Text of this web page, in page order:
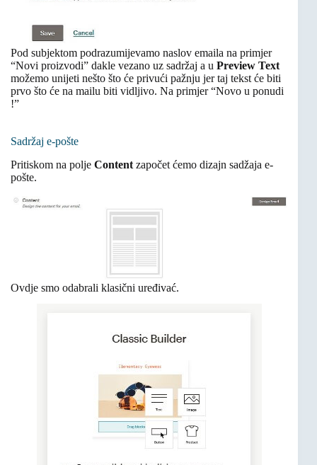
Pod subjektom podrazumijevamo naslov emaila na primjer
“Novi proizvodi” dakle vezano uz sadržaj a u Preview Text
možemo unijeti nešto što će privući pažnju jer taj tekst će biti
prvo što će na mailu biti vidljivo. Na primjer “Novo u ponudi
!”
Sadržaj e-pošte
Pritiskom na polje Content započet ćemo dizajn sadžaja e-
pošte.
Ovdje smo odabrali klasični uređivać.